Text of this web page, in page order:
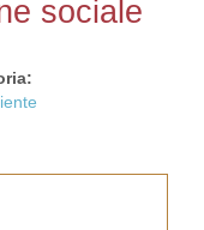
sociale